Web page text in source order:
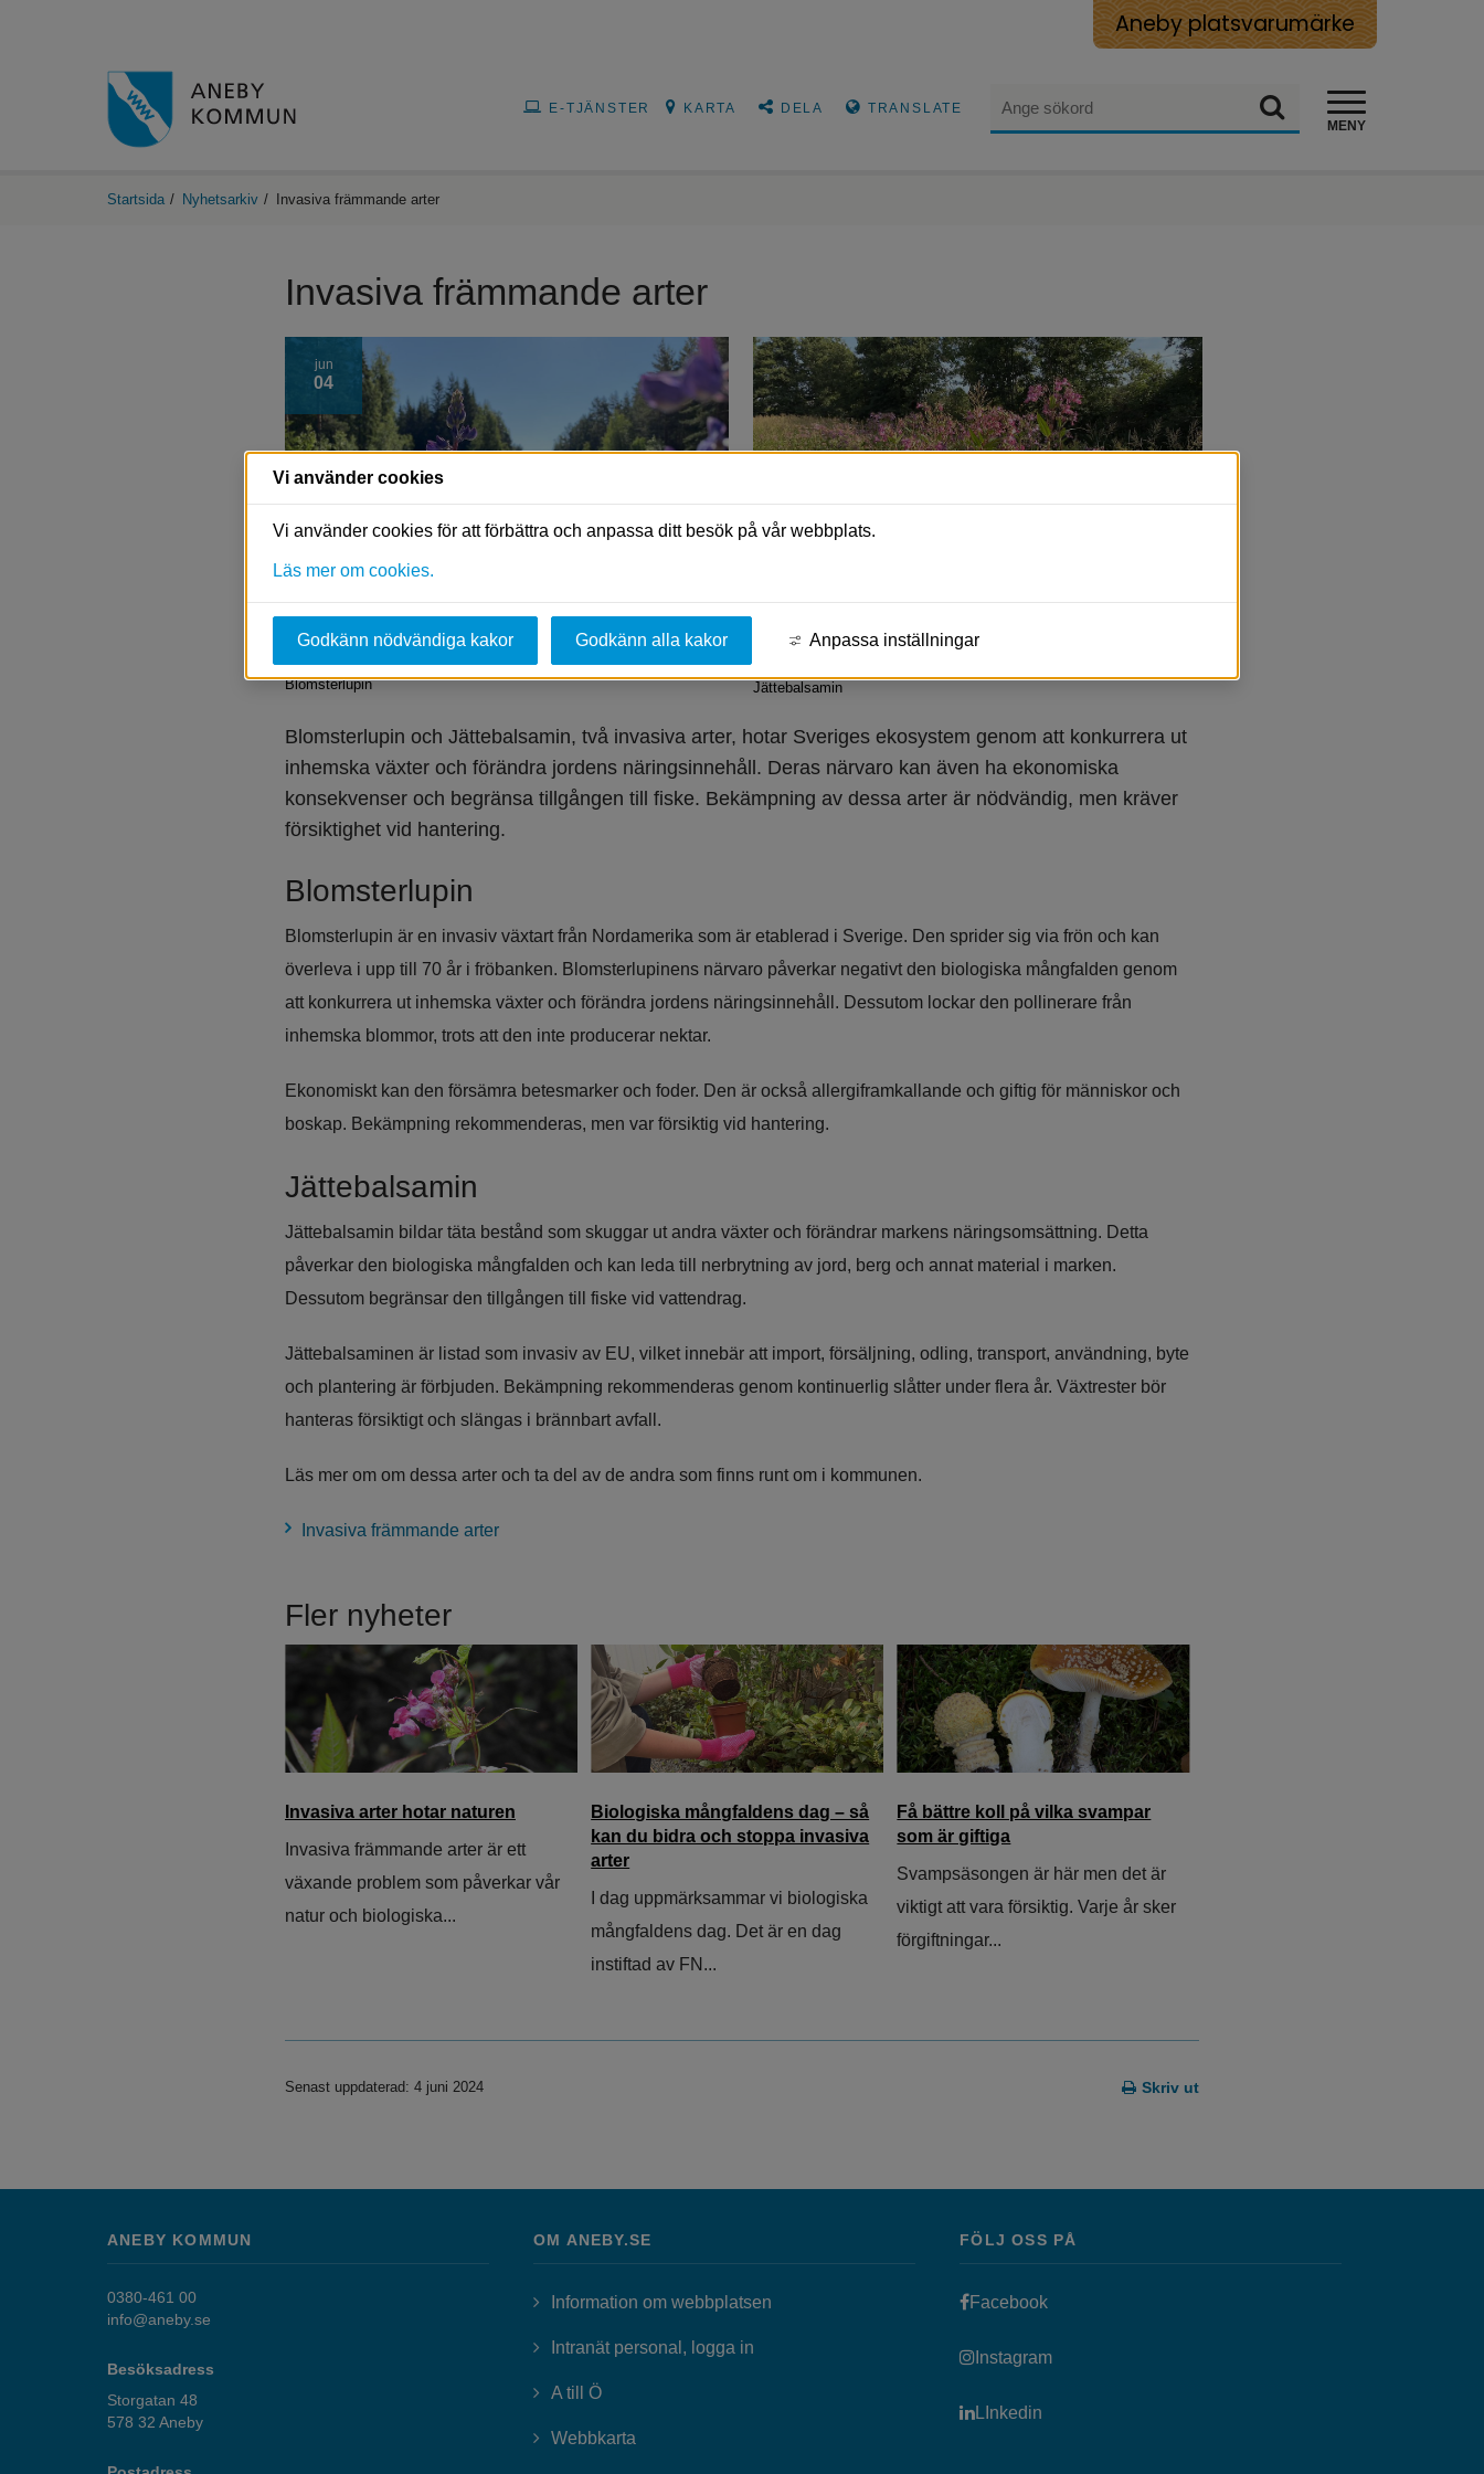
Aneby platsvarumärke
Sök
MENY
E-TJÄNSTER KARTA DELA TRANSLATE
Startsida / Nyhetsarkiv / Invasiva främmande arter
Invasiva främmande arter
Blomsterlupin
jun
04
Jättebalsamin
Blomsterlupin och Jättebalsamin, två invasiva arter, hotar Sveriges ekosystem genom att konkurrera ut
inhemska växter och förändra jordens näringsinnehåll. Deras närvaro kan även ha ekonomiska
konsekvenser och begränsa tillgången till fiske. Bekämpning av dessa arter är nödvändig, men kräver
försiktighet vid hantering.
Blomsterlupin
Blomsterlupin är en invasiv växtart från Nordamerika som är etablerad i Sverige. Den sprider sig via frön och kan
överleva i upp till 70 år i fröbanken. Blomsterlupinens närvaro påverkar negativt den biologiska mångfalden genom
att konkurrera ut inhemska växter och förändra jordens näringsinnehåll. Dessutom lockar den pollinerare från
inhemska blommor, trots att den inte producerar nektar.
Ekonomiskt kan den försämra betesmarker och foder. Den är också allergiframkallande och giftig för människor och
boskap. Bekämpning rekommenderas, men var försiktig vid hantering.
Jättebalsamin
Jättebalsamin bildar täta bestånd som skuggar ut andra växter och förändrar markens näringsomsättning. Detta
påverkar den biologiska mångfalden och kan leda till nerbrytning av jord, berg och annat material i marken.
Dessutom begränsar den tillgången till fiske vid vattendrag.
Jättebalsaminen är listad som invasiv av EU, vilket innebär att import, försäljning, odling, transport, användning, byte
och plantering är förbjuden. Bekämpning rekommenderas genom kontinuerlig slåtter under flera år. Växtrester bör
hanteras försiktigt och slängas i brännbart avfall.
Läs mer om om dessa arter och ta del av de andra som finns runt om i kommunen.
Invasiva främmande arter
Fler nyheter
Invasiva arter hotar naturen
Invasiva främmande arter är ett
växande problem som påverkar vår
natur och biologiska...
Biologiska mångfaldens dag – så
kan du bidra och stoppa invasiva
arter
I dag uppmärksammar vi biologiska
mångfaldens dag. Det är en dag
instiftad av FN...
Få bättre koll på vilka svampar
som är giftiga
Svampsäsongen är här men det är
viktigt att vara försiktig. Varje år sker
förgiftningar...
Skriv ut
Senast uppdaterad: 4 juni 2024
ANEBY KOMMUN
0380-461 00
info@aneby.se
Besöksadress
Storgatan 48
578 32 Aneby
OM ANEBY.SE
Information om webbplatsen
Intranät personal, logga in Länk till annan webbplats, öppnas i nytt fönster.
A till Ö
Webbkarta
FÖLJ OSS PÅ
FacebookLänk till annan webbplats, öppnas i nytt fönster.
InstagramLänk till annan webbplats, öppnas i nytt fönster.
LInkedin
Vi använder cookies
Vi använder cookies för att förbättra och anpassa ditt besök på vår webbplats.
Läs mer om cookies.
Godkänn nödvändiga kakor Godkänn alla kakor Anpassa inställningar